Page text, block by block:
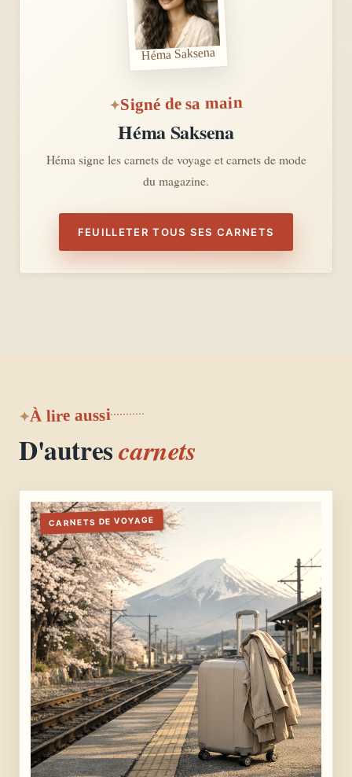
Héma Saksena
Signé de sa main
Héma Saksena
Héma signe les carnets de voyage et carnets de mode
du magazine.
FEUILLETER TOUS SES CARNETS
À lire aussi
D'autrescarnets
CARNETS DE VOYAGE